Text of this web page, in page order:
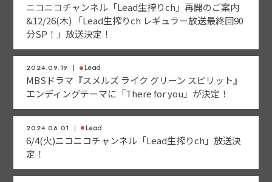
ニコニコチャンネル「Lead生搾りch」再開のご案内
&12/26(木) 「Lead生搾りch レギュラー放送最終回90
分SP！」放送決定！
2024.09.19 Lead
MBSドラマ『スメルズ ライク グリーン スピリット』
エンディングテーマに「There for you」が決定！
2024.06.01 Lead
6/4(火)ニコニコチャンネル「Lead生搾りch」放送決
定！